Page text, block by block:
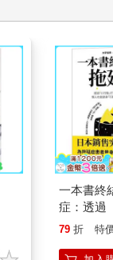
一本書終
症：透過
開大腦的
79 折 特